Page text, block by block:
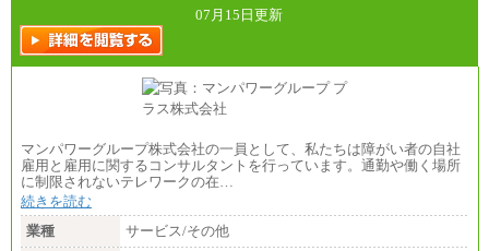
07月15日更新
マンパワーグループ株式会社の一員として、私たちは障がい者の自社
雇用と雇用に関するコンサルタントを行っています。通勤や働く場所
に制限されないテレワークの在…
続きを読む
業種
サービス/その他